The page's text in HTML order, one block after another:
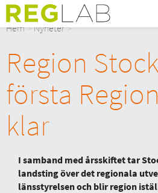
Om Oss
Medlemmar och
Styrelsen
Kontakt
Hem Nyheter
Region
första
klar
I samband med årsskiftet tar
landsting över det regionala
länsstyrelsen och blir region